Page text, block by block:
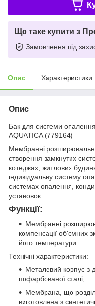
Що таке купити з
Замовлення під
Опис Характеристики
Опис
Бак для системи
AQUATICA (779164)
Мембранні
створення замкнутих
котеджах, житлових
індивідуальну систему
системах опалення,
установок.
Функції:
Мембранні
компенсації об'ємних
його температури.
Технічні характеристики:
Металевий корпус з
пофарбованої сталі;
Мембрана, що
виготовлена з